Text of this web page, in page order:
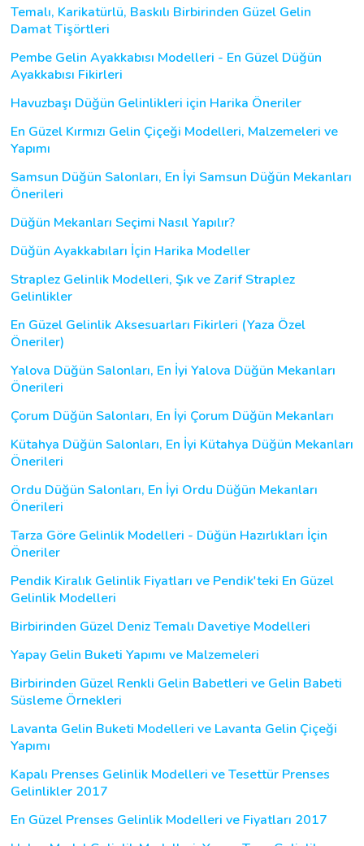
Temalı, Karikatürlü, Baskılı Birbirinden Güzel Gelin
Damat Tişörtleri
Pembe Gelin Ayakkabısı Modelleri - En Güzel Düğün
Ayakkabısı Fikirleri
Havuzbaşı Düğün Gelinlikleri için Harika Öneriler
En Güzel Kırmızı Gelin Çiçeği Modelleri, Malzemeleri ve
Yapımı
Samsun Düğün Salonları, En İyi Samsun Düğün Mekanları
Önerileri
Düğün Mekanları Seçimi Nasıl Yapılır?
Düğün Ayakkabıları İçin Harika Modeller
Straplez Gelinlik Modelleri, Şık ve Zarif Straplez
Gelinlikler
En Güzel Gelinlik Aksesuarları Fikirleri (Yaza Özel
Öneriler)
Yalova Düğün Salonları, En İyi Yalova Düğün Mekanları
Önerileri
Çorum Düğün Salonları, En İyi Çorum Düğün Mekanları
Kütahya Düğün Salonları, En İyi Kütahya Düğün Mekanları
Önerileri
Ordu Düğün Salonları, En İyi Ordu Düğün Mekanları
Önerileri
Tarza Göre Gelinlik Modelleri - Düğün Hazırlıkları İçin
Öneriler
Pendik Kiralık Gelinlik Fiyatları ve Pendik'teki En Güzel
Gelinlik Modelleri
Birbirinden Güzel Deniz Temalı Davetiye Modelleri
Yapay Gelin Buketi Yapımı ve Malzemeleri
Birbirinden Güzel Renkli Gelin Babetleri ve Gelin Babeti
Süsleme Örnekleri
Lavanta Gelin Buketi Modelleri ve Lavanta Gelin Çiçeği
Yapımı
Kapalı Prenses Gelinlik Modelleri ve Tesettür Prenses
Gelinlikler 2017
En Güzel Prenses Gelinlik Modelleri ve Fiyatları 2017